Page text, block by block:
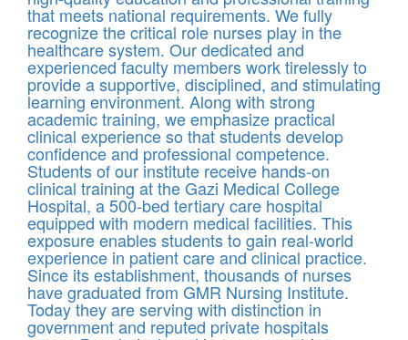
that meets national requirements. We fully
recognize the critical role nurses play in the
healthcare system. Our dedicated and
experienced faculty members work tirelessly to
provide a supportive, disciplined, and stimulating
learning environment. Along with strong
academic training, we emphasize practical
clinical experience so that students develop
confidence and professional competence.
Students of our institute receive hands-on
clinical training at the Gazi Medical College
Hospital, a 500-bed tertiary care hospital
equipped with modern medical facilities. This
exposure enables students to gain real-world
experience in patient care and clinical practice.
Since its establishment, thousands of nurses
have graduated from GMR Nursing Institute.
Today they are serving with distinction in
government and reputed private hospitals